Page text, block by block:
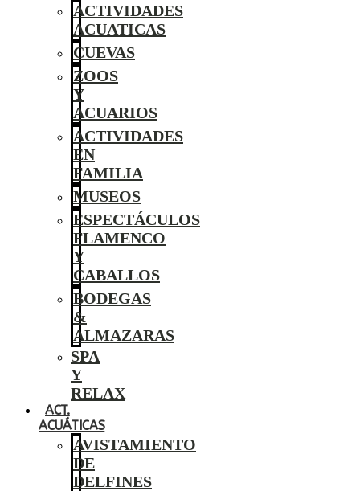
ACTIVIDADES
ACUATICAS
CUEVAS
ZOOS
Y
ACUARIOS
ACTIVIDADES
EN
FAMILIA
MUSEOS
ESPECTÁCULOS
FLAMENCO
Y
CABALLOS
BODEGAS
&
ALMAZARAS
SPA
Y
RELAX
ACT.
ACUÁTICAS
AVISTAMIENTO
DE
DELFINES